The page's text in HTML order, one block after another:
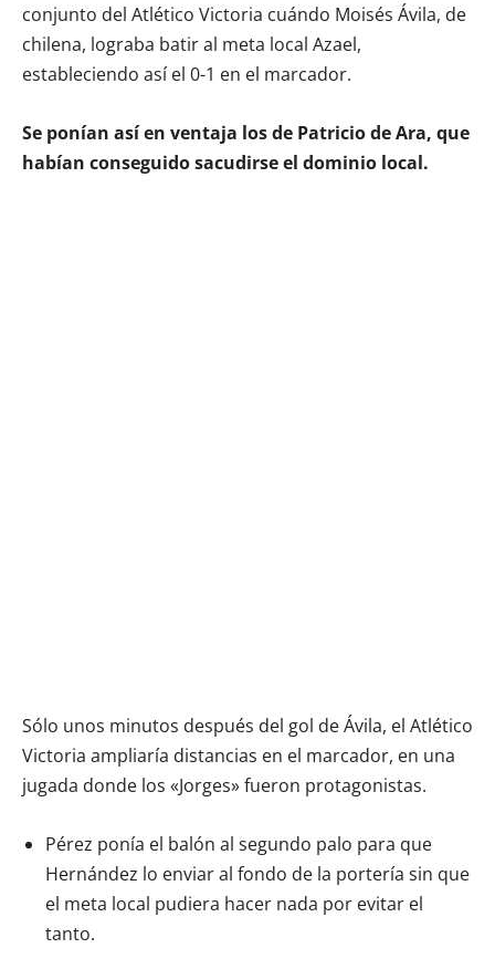
conjunto del Atlético Victoria cuándo Moisés Ávila, de
chilena, lograba batir al meta local Azael,
estableciendo así el 0-1 en el marcador.
Se ponían así en ventaja los de Patricio de Ara, que
habían conseguido sacudirse el dominio local.
Sólo unos minutos después del gol de Ávila, el Atlético
Victoria ampliaría distancias en el marcador, en una
jugada donde los «Jorges» fueron protagonistas.
Pérez ponía el balón al segundo palo para que
Hernández lo enviar al fondo de la portería sin que
el meta local pudiera hacer nada por evitar el
tanto.